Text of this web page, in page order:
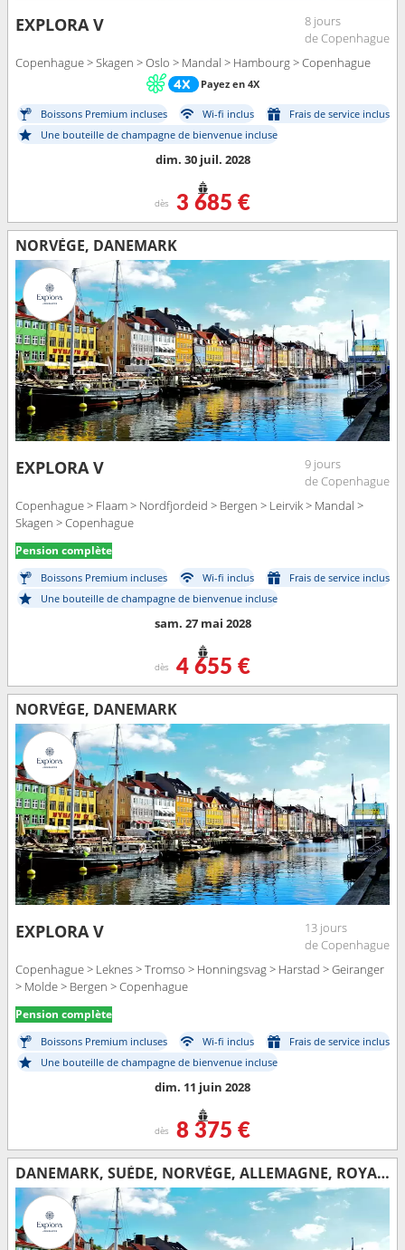
EXPLORA V
8 jours
de Copenhague
Copenhague > Skagen > Oslo > Mandal > Hambourg > Copenhague
Payez en 4X
Boissons Premium incluses Wi-fi inclus
Frais de service inclus
Une bouteille de champagne de bienvenue incluse
dim. 30 juil. 2028
dès 3 685 €
NORVÈGE, DANEMARK
EXPLORA V
9 jours
de Copenhague
Copenhague > Flaam > Nordfjordeid > Bergen > Leirvik > Mandal >
Skagen > Copenhague
Pension complète
Boissons Premium incluses Wi-fi inclus
Frais de service inclus
Une bouteille de champagne de bienvenue incluse
sam. 27 mai 2028
dès 4 655 €
NORVÈGE, DANEMARK
EXPLORA V
13 jours
de Copenhague
Copenhague > Leknes > Tromso > Honningsvag > Harstad > Geiranger
> Molde > Bergen > Copenhague
Pension complète
Boissons Premium incluses Wi-fi inclus
Frais de service inclus
Une bouteille de champagne de bienvenue incluse
dim. 11 juin 2028
dès 8 375 €
DANEMARK, SUÈDE, NORVÈGE, ALLEMAGNE, ROYAUME-UNI